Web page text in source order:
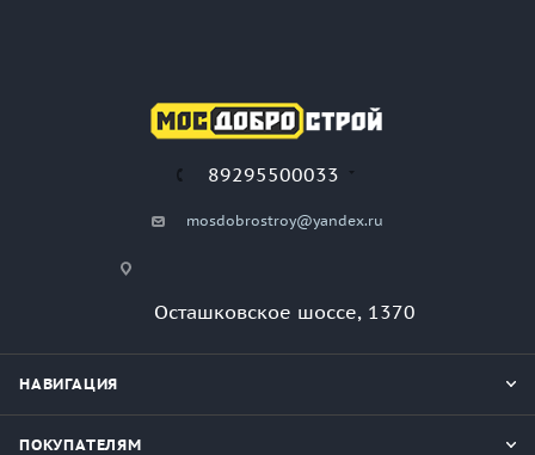
89295500033
mosdobrostroy@yandex.ru
Осташковское шоссе, 1370
НАВИГАЦИЯ
ПОКУПАТЕЛЯМ